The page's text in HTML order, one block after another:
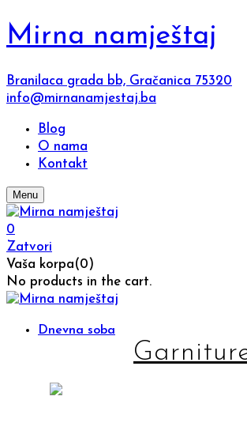
Mirna namještaj
Branilaca grada bb, Gračanica 75320
info@mirnanamjestaj.ba
Blog
O nama
Kontakt
Menu
0
Zatvori
Vaša korpa(0)
No products in the cart.
Dnevna soba